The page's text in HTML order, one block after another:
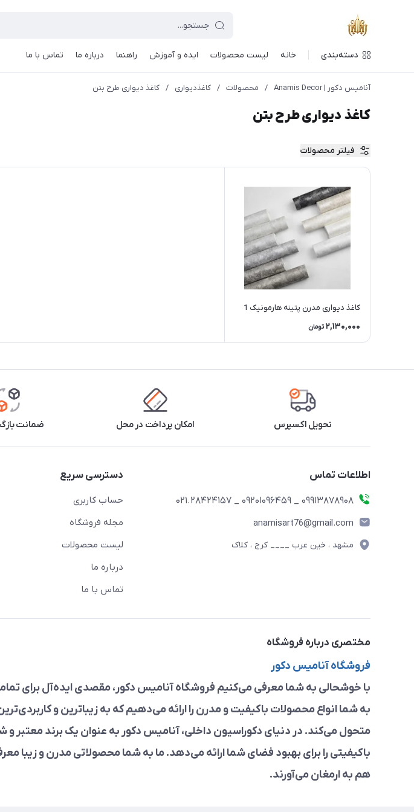
دسته‌بندی خانه لیست محصولات ایده و آموزش راهنما درباره ما تماس با ما
آنامیس دکور | Anamis Decor / محصولات / کاغذدیواری / کاغذ دیواری طرح بتن
کاغذ دیواری طرح بتن
فیلتر محصولات
کاغذ دیواری مدرن پتینه هارمونیک 1
2,130,000 تومان
تحویل اکسپرس امکان پرداخت در محل ضمانت
اطلاعات تماس
09913878908 _ 09201096459 _ 021.28424157
anamisart76@gmail.com
مشهد ، خین عرب ____ کرج ، کلاک
دسترسی سریع
حساب کاربری
مجله فروشگاه
لیست محصولات
درباره ما
تماس با ما
مختصری درباره فروشگاه
فروشگاه آنامیس دکور
با خوشحالی به شما معرفی می‌کنیم فروشگاه آنامیس دکور، مقصدی ایده‌آل برای
به شما انواع محصولات باکیفیت و مدرن را ارائه می‌دهیم که به زیباترین و
متحول می‌کند. در دنیای دکوراسیون داخلی، آنامیس دکور به عنوان یک برند معتبر
باکیفیتی را برای بهبود فضای شما ارائه می‌دهد. ما به شما محصولاتی مدرن و زیبا
هم به ارمغان می‌آورند.